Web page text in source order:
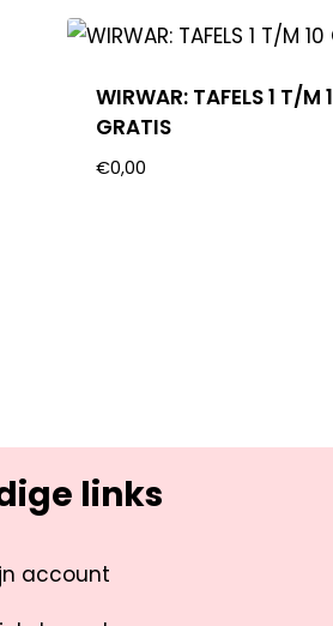
WIRWAR: TAFELS 1 T/M
GRATIS
€0,00
links
account